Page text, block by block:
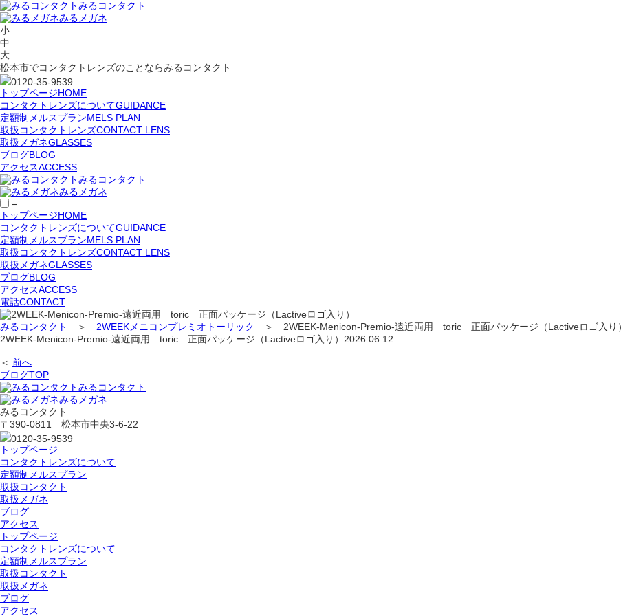
みるコンタクト
みるメガネ
小
中
大
松本市でコンタクトレンズのことならみるコンタクト
0120-35-9539
トップページHOME
コンタクトレンズについてGUIDANCE
定額制メルスプランMELS PLAN
取扱コンタクトレンズCONTACT LENS
取扱メガネGLASSES
ブログBLOG
アクセスACCESS
みるコンタクト
みるメガネ
≡
トップページHOME
コンタクトレンズについてGUIDANCE
定額制メルスプランMELS PLAN
取扱コンタクトレンズCONTACT LENS
取扱メガネGLASSES
ブログBLOG
アクセスACCESS
電話CONTACT
みるコンタクト ＞ 2WEEKメニコンプレミオトーリック ＞ 2WEEK-Menicon-Premio-遠近両用 toric 正面パッケージ（Lactiveロゴ入り）
2WEEK-Menicon-Premio-遠近両用 toric 正面パッケージ（Lactiveロゴ入り） 2026.06.12
＜ 前へ
ブログTOP
みるコンタクト
みるメガネ
みるコンタクト
〒390-0811 松本市中央3-6-22
0120-35-9539
トップページ
コンタクトレンズについて
定額制メルスプラン
取扱コンタクト
取扱メガネ
ブログ
アクセス
トップページ
コンタクトレンズについて
定額制メルスプラン
取扱コンタクト
取扱メガネ
ブログ
アクセス